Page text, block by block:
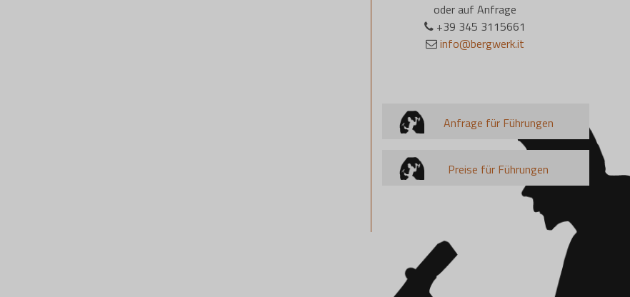
oder auf Anfrage
+39 345 3115661
info@bergwerk.it
Anfrage für Führungen
Preise für Führungen